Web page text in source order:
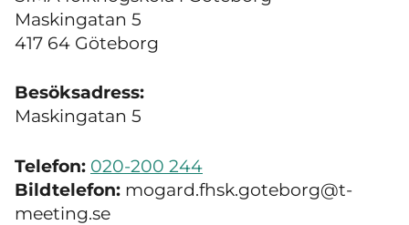
Maskingatan 5
417 64 Göteborg
Besöksadress:
Maskingatan 5
Telefon: 020-200 244
Bildtelefon: mogard.fhsk.goteborg@t-
meeting.se